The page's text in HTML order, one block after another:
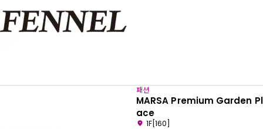
패션
MARSA Premium Garden Pl
ace
1F[160]